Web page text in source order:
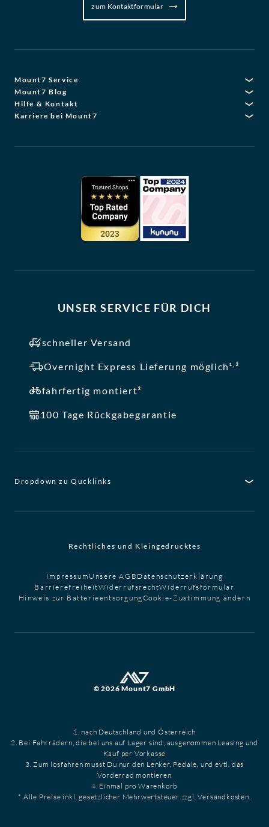
zum Kontaktformular
Mount7 Service
Mount7 Blog
Hilfe & Kontakt
Karriere bei Mount7
UNSER SERVICE FÜR DICH
schneller Versand
Overnight Express Lieferung möglich¹,²
fahrfertig montiert³
100 Tage Rückgabegarantie
Dropdown zu Qucklinks
Rechtliches und Kleingedrucktes
Impressum Unsere AGB Datenschutzerklärung
BarrierefreiheitWiderrufsrechtWiderrufsformular
Hinweis zur BatterieentsorgungCookie-Zustimmung ändern
© 2026 Mount7 GmbH
1. nach Deutschland und Österreich
2. Bei Fahrrädern, die bei uns auf Lager sind, ausgenommen Leasing und
Kauf per Vorkasse
3. Zum losfahren musst Du nur den Lenker, Pedale, und evtl. das
Vorderrad montieren
4. Einmal pro Warenkorb
* Alle Preise inkl. gesetzlicher Mehrwertsteuer zzgl. Versandkosten.